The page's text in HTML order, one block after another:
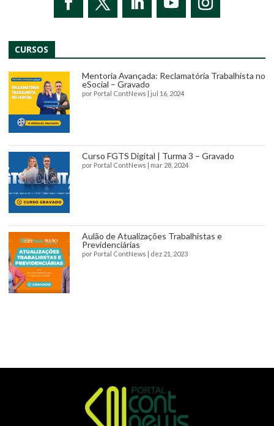
CURSOS
Mentoria Avançada: Reclamatória Trabalhista no
eSocial – Gravado
por Portal ContNews jul 16, 2024
Curso FGTS Digital | Turma 3 – Gravado
por Portal ContNews mar 28, 2024
Aulão de Atualizações Trabalhistas e
Previdenciárias
por Portal ContNews dez 21, 2023